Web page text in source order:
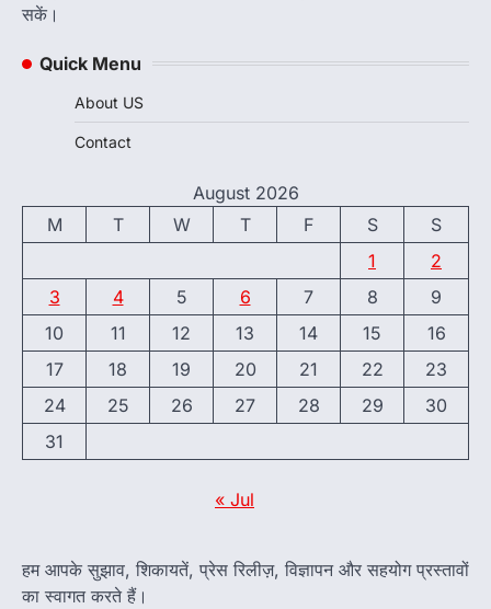
सकें।
Quick Menu
About US
Contact
August 2026
M
T W T F S
S
1
2
3
4 5 6 7 8
9
10
11 12 13 14 15
16
17
18 19 20 21 22
23
24
25 26 27 28 29
30
31
« Jul
हम आपके सुझाव, शिकायतें, प्रेस रिलीज़, विज्ञापन और सहयोग प्रस्तावों
का स्वागत करते हैं।